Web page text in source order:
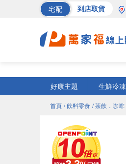
宅配 到店取貨
好康主題
生鮮冷凍
首頁 / 飲料零食 / 茶飲．咖啡